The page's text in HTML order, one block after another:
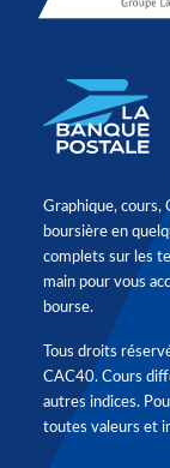
Graphique, cours,
boursière en
complets sur les
main pour vous
bourse.
Tous droits
CAC40. Cours
autres indices.
toutes valeurs et